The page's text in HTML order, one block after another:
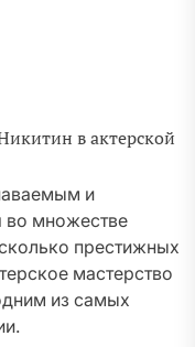
в актерской
и
во множестве
престижных
мастерство
из самых